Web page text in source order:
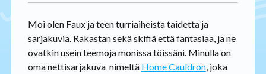
Moi olen Faux ja teen turriaiheista taidetta ja
sarjakuvia. Rakastan sekä skifiä että fantasiaa, ja ne
ovatkin usein teemoja monissa töissäni. Minulla on
oma nettisarjakuva nimeltä Home Cauldron, joka